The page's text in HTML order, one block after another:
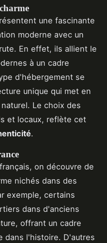
une fascinante
moderne avec un
En effet, ils allient le
à un cadre
d'hébergement se
unique qui met en
Le choix des
et locaux, reflète cet
.
on découvre de
nichés dans des
exemple, certains
dans d'anciens
offrant un cadre
dans l'histoire. D'autres